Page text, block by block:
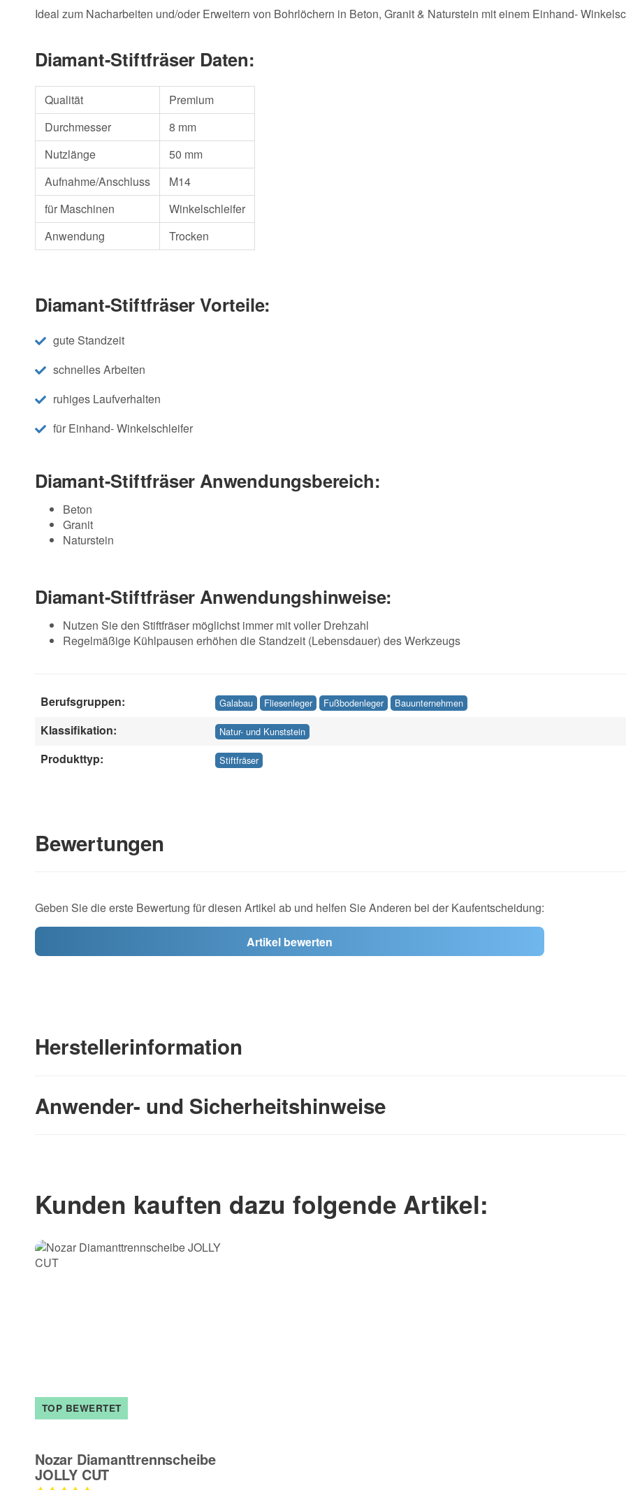
Ideal zum Nacharbeiten und/oder Erweitern von Bohrlöchern in Beton, Granit & Naturstein mit einem Einhand-
Diamant-Stiftfräser Daten:
Qualität
Premium
Durchmesser
8 mm
Nutzlänge
50 mm
Aufnahme/Anschluss
M14
für Maschinen
Winkelschleifer
Anwendung
Trocken
Diamant-Stiftfräser Vorteile:
gute Standzeit
schnelles Arbeiten
ruhiges Laufverhalten
für Einhand- Winkelschleifer
Diamant-Stiftfräser Anwendungsbereich:
Beton
Granit
Naturstein
Diamant-Stiftfräser Anwendungshinweise:
Nutzen Sie den Stiftfräser möglichst immer mit voller Drehzahl
Regelmäßige Kühlpausen erhöhen die Standzeit (Lebensdauer) des Werkzeugs
Berufsgruppen: Galabau Fliesenleger Fußbodenleger Bauunternehmen
Klassifikation: Natur- und Kunststein
Produkttyp: Stiftfräser
Bewertungen
Geben Sie die erste Bewertung für diesen Artikel ab und helfen Sie Anderen bei der Kaufentscheidung:
Artikel bewerten
Herstellerinformation
Anwender- und Sicherheitshinweise
Kunden kauften dazu folgende Artikel:
TOP BEWERTET
Nozar Diamanttrennscheibe
JOLLY CUT